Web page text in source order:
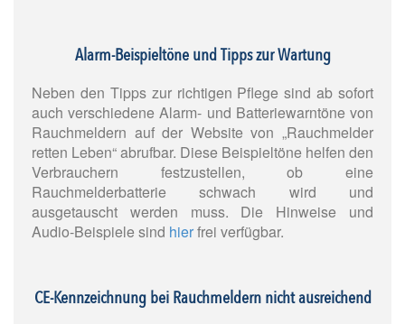
Alarm-Beispieltöne und Tipps zur Wartung
Neben den Tipps zur richtigen Pflege sind ab sofort
auch verschiedene Alarm- und Batteriewarntöne von
Rauchmeldern auf der Website von „Rauchmelder
retten Leben“ abrufbar. Diese Beispieltöne helfen den
Verbrauchern festzustellen, ob eine
Rauchmelderbatterie schwach wird und
ausgetauscht werden muss. Die Hinweise und
Audio-Beispiele sind hierfrei verfügbar.
CE-Kennzeichnung bei Rauchmeldern nicht ausreichend